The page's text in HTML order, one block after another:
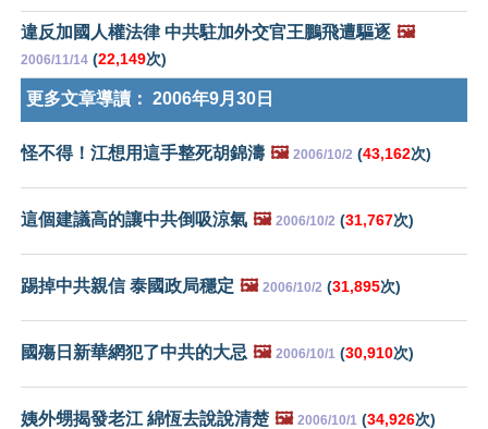
違反加國人權法律 中共駐加外交官王鵬飛遭驅逐 🖼️
2006/11/14 (22,149次)
更多文章導讀： 2006年9月30日
怪不得！江想用這手整死胡錦濤 🖼️ 2006/10/2 (43,162次)
這個建議高的讓中共倒吸涼氣 🖼️ 2006/10/2 (31,767次)
踢掉中共親信 泰國政局穩定 🖼️ 2006/10/2 (31,895次)
國殤日新華網犯了中共的大忌 🖼️ 2006/10/1 (30,910次)
姨外甥揭發老江 綿恆去說說清楚 🖼️ 2006/10/1 (34,926次)